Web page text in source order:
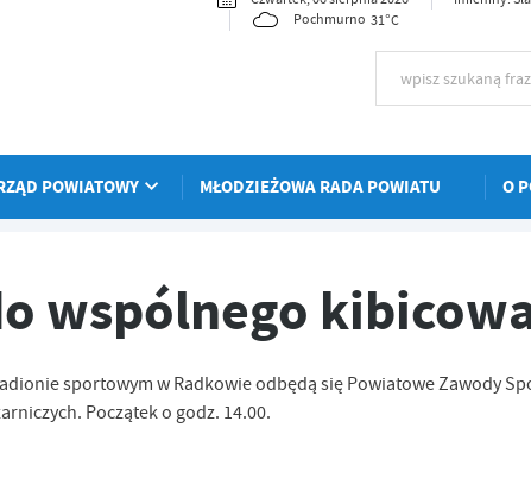
Pochmurno 31°C
POWIATOWY MŁODZIEŻOWA RADA POWIATU O
wspólnego
sportowym w Radkowie odbędą się Powiatowe Zawody
Początek o godz. 14.00.